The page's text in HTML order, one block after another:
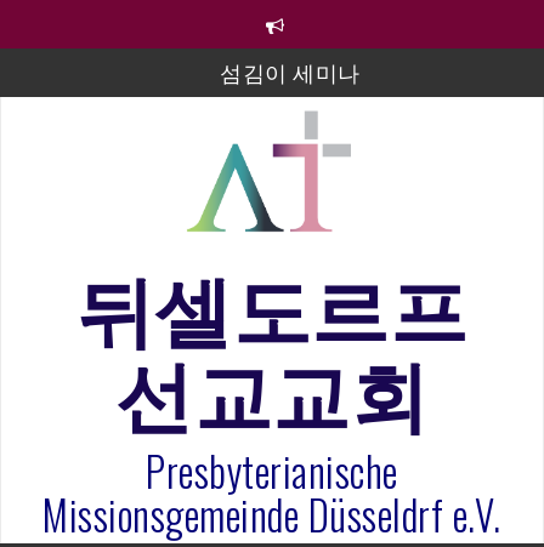
섬김이 세미나
김태희 자매 졸업연주
2023년 어린이 주일 유초등부 발표
라합3 나라 봉헌송
은퇴사-우선화 권사
20260322 주안에 가만히 머물기(요한복음 15:1-17) 손
훈목사
뒤셀도르프
선교교회
Presbyterianische
Missionsgemeinde Düsseldrf e.V.